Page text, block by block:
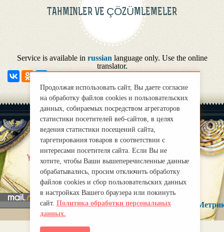
TAHMINLER VE ÇÖZÜMLEMELER
Service is available in russian language only. Use the online
translator.
Yaklas?k
Правила
mirprognoz@mail.ru
Продолжая использовать сайт, Вы даете согласие
на обработку файлов cookies и пользовательских
данных, собираемых посредством агрегаторов
статистики посетителей веб-сайтов, в целях
ведения статистики посещений сайта,
таргетирования товаров в соответствии с
интересами посетителя сайта. Если Вы не
хотите, чтобы Ваши вышеперечисленные данные
обрабатывались, просим отключить обработку
файлов cookies и сбор пользовательских данных
в настройках Вашего браузера или покинуть
сайт. Политика обработки персональных
данных.